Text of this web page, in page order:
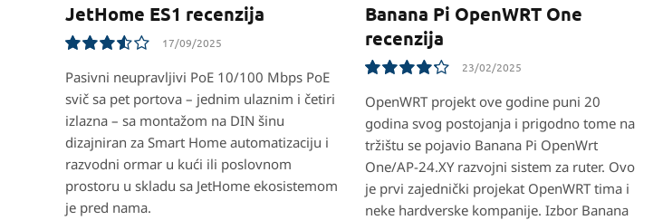
JetHome ES1 recenzija
7.1
17/09/2025
Pasivni neupravljivi PoE 10/100 Mbps PoE
svič sa pet portova – jednim ulaznim i četiri
izlazna – sa montažom na DIN šinu
dizajniran za Smart Home automatizaciju i
razvodni ormar u kući ili poslovnom
prostoru u skladu sa JetHome ekosistemom
je pred nama.
Banana Pi OpenWRT One
recenzija
8.5
23/02/2025
OpenWRT projekt ove godine puni 20
godina svog postojanja i prigodno tome na
tržištu se pojavio Banana Pi OpenWrt
One/AP-24.XY razvojni sistem za ruter. Ovo
je prvi zajednički projekat OpenWRT tima i
neke hardverske kompanije. Izbor Banana